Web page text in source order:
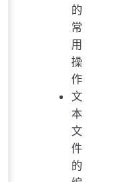
的
常
用
操
作
文
本
文
件
的